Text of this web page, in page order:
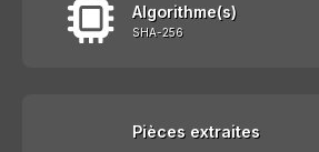
Algorithme(s)
SHA-256
Pièces extraites